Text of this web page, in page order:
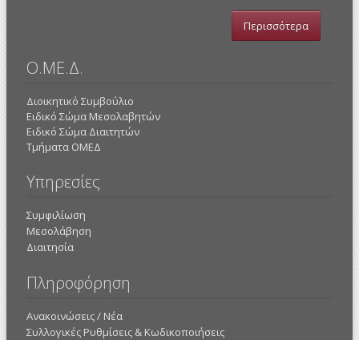
Περισσότερα
Ο.ΜΕ.Δ.
Διοικητικό Συμβούλιο
Ειδικό Σώμα Μεσολαβητών
Ειδικό Σώμα Διαιτητών
Τμήματα ΟΜΕΔ
Υπηρεσίες
Συμφιλίωση
Μεσολάβηση
Διαιτησία
Πληροφόρηση
Ανακοινώσεις / Νέα
Συλλογικές Ρυθμίσεις & Κωδικοποιήσεις